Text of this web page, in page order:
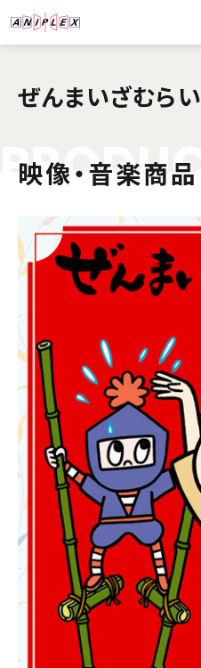
ぜんまいざむらい
PRODUC
映像・音楽商品